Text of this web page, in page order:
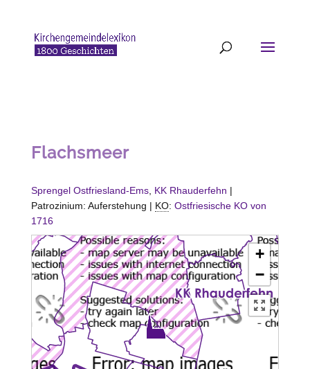
Flachsmeer
Sprengel Ostfriesland-Ems, KK Rhauderfehn |
Patrozinium: Auferstehung | KO: Ostfriesische KO von
1716
+
−